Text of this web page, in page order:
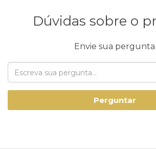
Dúvidas sobre o
Envie sua pergunta
Perguntar